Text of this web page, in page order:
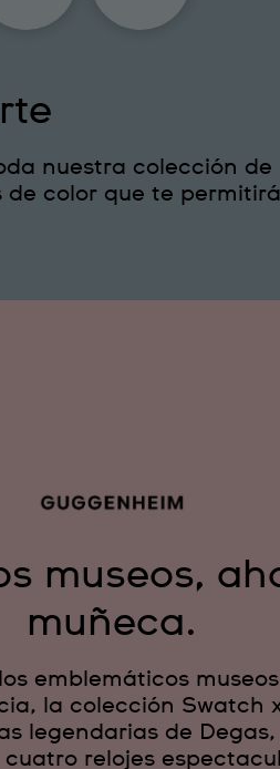
nuestra colección de
de color que te
museos,
muñeca.
emblemáticos
la colección Swatch
legendarias de Degas,
cuatro relojes